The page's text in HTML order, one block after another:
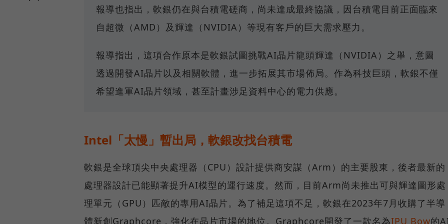
報導也指出，軟銀仍在與台積電磋商，尚未達成最終協議，因台積電目前正面臨來
自超微（AMD）及輝達（NVIDIA）等現有客戶的巨大需求壓力。
報導指出，這項合作原本是軟銀試圖挑戰AI晶片龍頭輝達（NVIDIA）之舉，意圖
透過開發AI晶片以及相關軟體，進一步拓展其市場佈局。作為科技巨頭，軟銀不僅
希望進軍AI晶片領域，甚至計畫涉足資料中心的電力供應。
Intel「太慢」暫出局，軟銀改找台積電
軟銀是全球頂尖中央處理器（CPU）設計提供商安謀（Arm）的主要股東，後者最新的
處理器設計已能顯著提升AI模型的運行速度。然而，目前Arm尚未推出可與輝達圖形處
理單元（GPU）匹敵的專用AI晶片。為了補足這項不足，軟銀在2023年7月收購了半導
體新創Graphcore，強化在晶片市場的地位。Graphcore開發了一款名為IPU Bow的